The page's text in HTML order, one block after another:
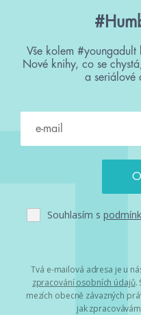
Vše kolem
Nové knihy, co se
a seriálové
Souhlasím s
Tvá e-mailová adresa je u
zpracování osobních údajů.
mezích obecně závazných
jak